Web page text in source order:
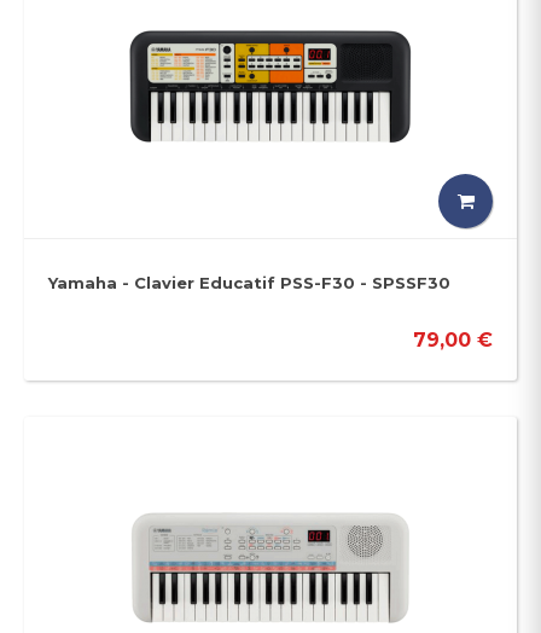
Yamaha - Clavier Educatif PSS-F30 - SPSSF30
79,00 €